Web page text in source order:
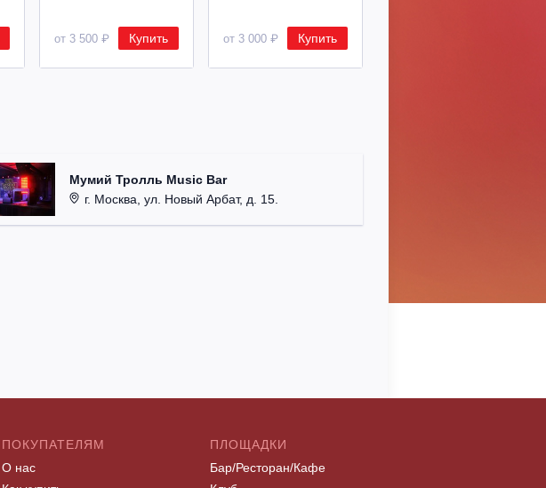
от 3 500 ₽ Купить от 3 000 ₽ Купить
Мумий Тролль Music Bar
г. Москва, ул. Новый Арбат, д. 15.
ПОКУПАТЕЛЯМ
О нас
ПЛОЩАДКИ
Бар/Ресторан/Кафе